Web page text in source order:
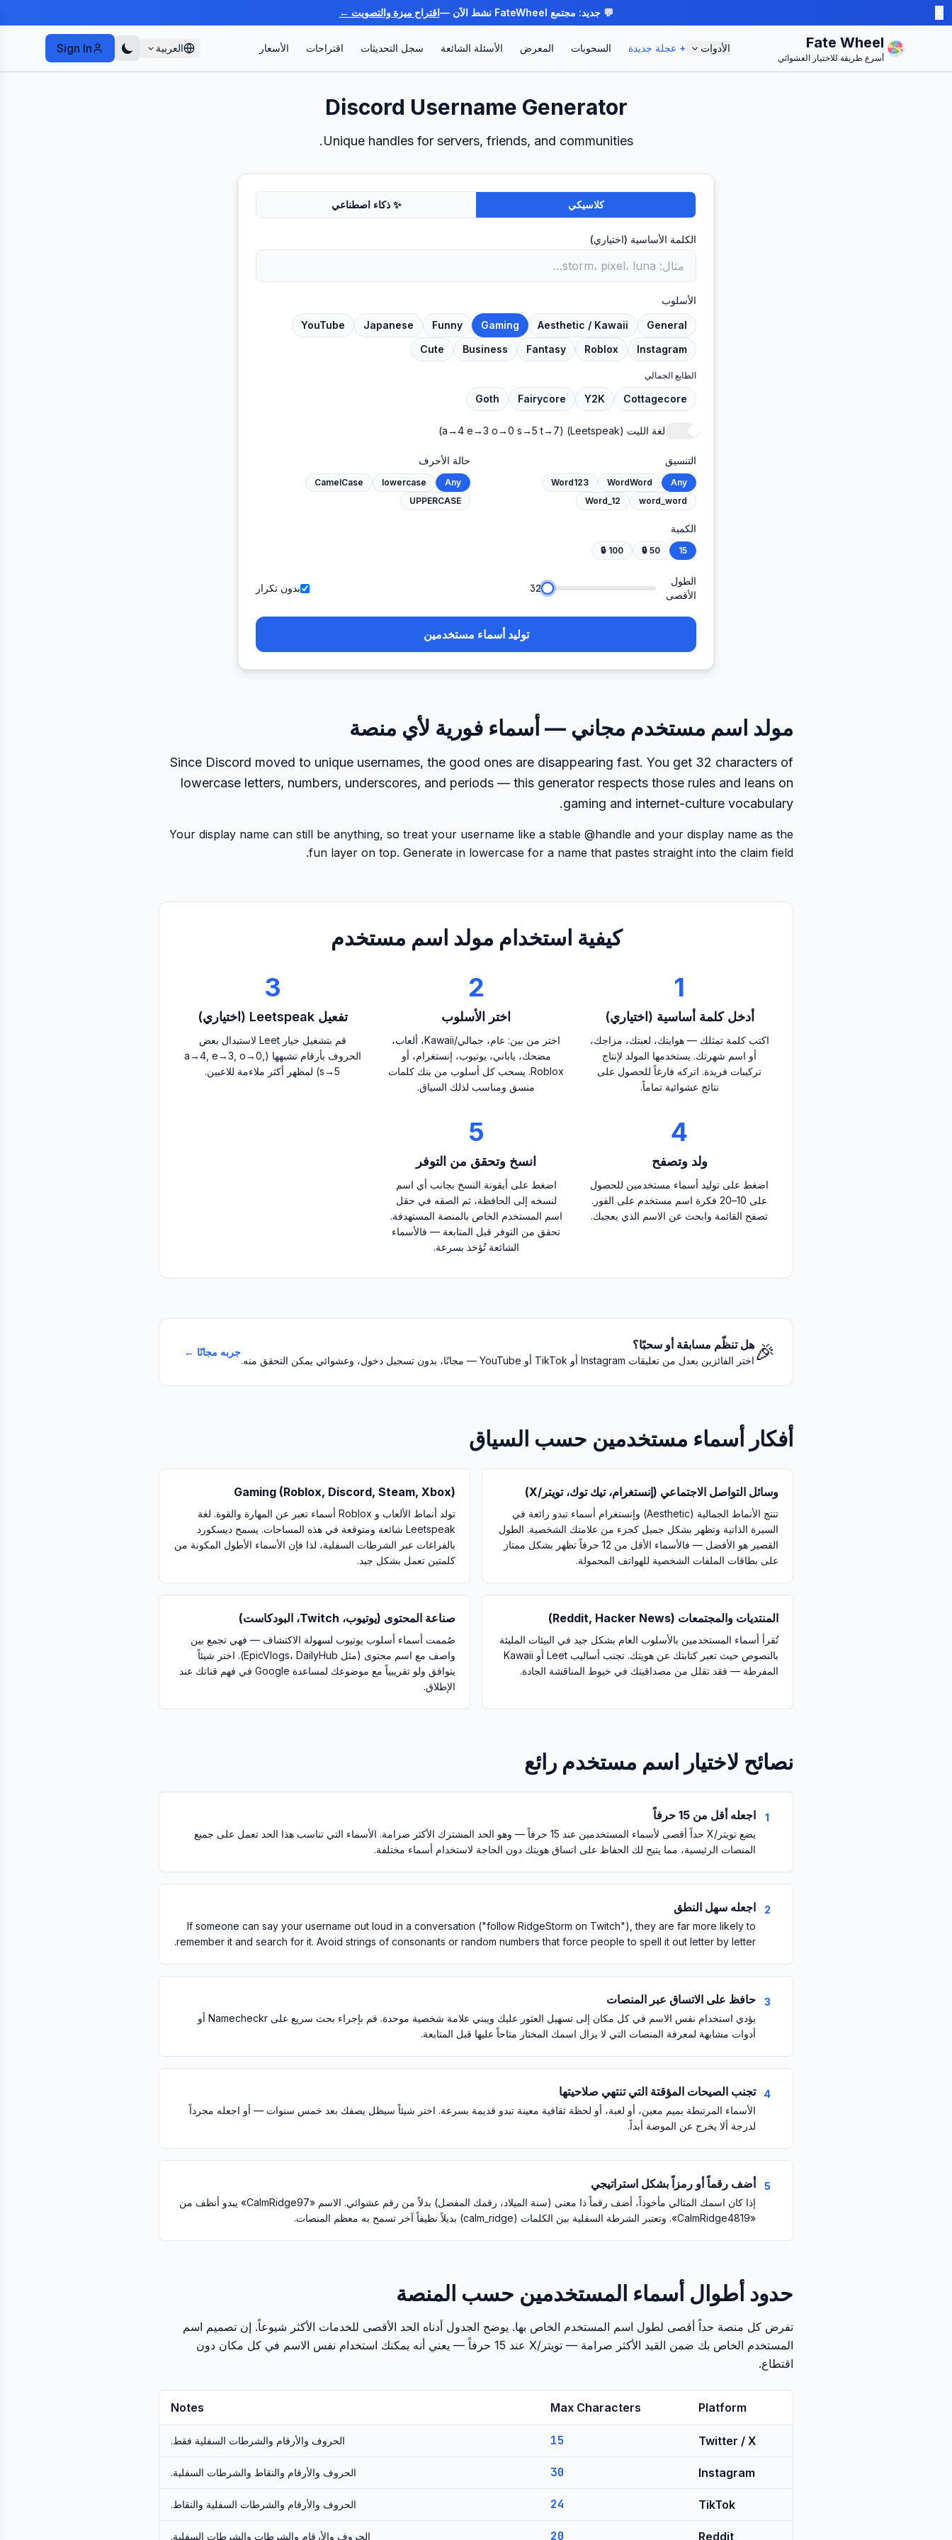
💬 جديد: مجتمع FateWheel نشط الآن — اقتراح ميزة والتصويت ←
Fate Wheel
أسرع طريقة للاختيار العشوائي
الأدوات + عجلة جديدة السحوبات المعرض الأسئلة الشائعة سجل التحديثات اقتراحات الأسعار العربية Sign In
Discord Username Generator
Unique handles for servers, friends, and communities.
كلاسيكي ✨ ذكاء اصطناعي
الكلمة الأساسية (اختياري)
الأسلوب
General
Aesthetic / Kawaii
Gaming
Funny
Japanese
YouTube
Instagram
Roblox
Fantasy
Business
Cute
الطابع الجمالي
Cottagecore
Y2K
Fairycore
Goth
لغة الليت (Leetspeak) (a→4 e→3 o→0 s→5 t→7)
التنسيق
Any
WordWord
Word123
word_word
Word_12
حالة الأحرف
Any
lowercase
CamelCase
UPPERCASE
الكمية
15
50
🔒
100
🔒
الطول
الأقصى
32 بدون تكرار
توليد أسماء مستخدمين
مولد اسم مستخدم مجاني — أسماء فورية لأي منصة
Since Discord moved to unique usernames, the good ones are disappearing fast. You get 32 characters of
lowercase letters, numbers, underscores, and periods — this generator respects those rules and leans on
gaming and internet-culture vocabulary.
Your display name can still be anything, so treat your username like a stable @handle and your display name as the
fun layer on top. Generate in lowercase for a name that pastes straight into the claim field.
كيفية استخدام مولد اسم مستخدم
1
أدخل كلمة أساسية (اختياري)
اكتب كلمة تمثلك — هوايتك، لعبتك، مزاجك،
أو اسم شهرتك. يستخدمها المولد لإنتاج
تركيبات فريدة. اتركه فارغاً للحصول على
نتائج عشوائية تماماً.
2
اختر الأسلوب
اختر من بين: عام، جمالي/Kawaii، ألعاب،
مضحك، ياباني، يوتيوب، إنستغرام، أو
Roblox. يسحب كل أسلوب من بنك كلمات
منسق ومناسب لذلك السياق.
3
تفعيل Leetspeak (اختياري)
قم بتشغيل خيار Leet لاستبدال بعض
الحروف بأرقام تشبهها (a→4, e→3, o→0,
s→5) لمظهر أكثر ملاءمة للاعبين.
4
ولد وتصفح
اضغط على توليد أسماء مستخدمين للحصول
على 10–20 فكرة اسم مستخدم على الفور.
تصفح القائمة وابحث عن الاسم الذي يعجبك.
5
انسخ وتحقق من التوفر
اضغط على أيقونة النسخ بجانب أي اسم
لنسخه إلى الحافظة، ثم الصقه في حقل
اسم المستخدم الخاص بالمنصة المستهدفة.
تحقق من التوفر قبل المتابعة — فالأسماء
الشائعة تُؤخذ بسرعة.
🎉هل تنظّم مسابقة أو سحبًا؟
اختر الفائزين بعدل من تعليقات Instagram أو TikTok أو YouTube — مجانًا، بدون تسجيل دخول، وعشوائي يمكن التحقق منه.
جربه مجانًا ←
أفكار أسماء مستخدمين حسب السياق
وسائل التواصل الاجتماعي (إنستغرام، تيك توك، تويتر/X)
تنتج الأنماط الجمالية (Aesthetic) وإنستغرام أسماء تبدو رائعة في
السيرة الذاتية وتظهر بشكل جميل كجزء من علامتك الشخصية. الطول
القصير هو الأفضل — فالأسماء الأقل من 12 حرفاً تظهر بشكل ممتاز
على بطاقات الملفات الشخصية للهواتف المحمولة.
Gaming (Roblox, Discord, Steam, Xbox)
تولد أنماط الألعاب و Roblox أسماء تعبر عن المهارة والقوة. لغة
Leetspeak شائعة ومتوقعة في هذه المساحات. يسمح ديسكورد
بالفراغات عبر الشرطات السفلية، لذا فإن الأسماء الأطول المكونة من
كلمتين تعمل بشكل جيد.
المنتديات والمجتمعات (Reddit, Hacker News)
تُقرأ أسماء المستخدمين بالأسلوب العام بشكل جيد في البيئات المليئة
بالنصوص حيث تعبر كتابتك عن هويتك. تجنب أساليب Leet أو Kawaii
المفرطة — فقد تقلل من مصداقيتك في خيوط المناقشة الجادة.
صناعة المحتوى (يوتيوب، Twitch، البودكاست)
صُممت أسماء أسلوب يوتيوب لسهولة الاكتشاف — فهي تجمع بين
واصف مع اسم محتوى (مثل EpicVlogs، DailyHub). اختر شيئاً
يتوافق ولو تقريبياً مع موضوعك لمساعدة Google في فهم قناتك عند
الإطلاق.
نصائح لاختيار اسم مستخدم رائع
1 اجعله أقل من 15 حرفاً
يضع تويتر/X حداً أقصى لأسماء المستخدمين عند 15 حرفاً — وهو الحد المشترك الأكثر صرامة. الأسماء التي تناسب هذا الحد تعمل على جميع
المنصات الرئيسية، مما يتيح لك الحفاظ على اتساق هويتك دون الحاجة لاستخدام أسماء مختلفة.
2 اجعله سهل النطق
If someone can say your username out loud in a conversation ("follow RidgeStorm on Twitch"), they are far more likely to
remember it and search for it. Avoid strings of consonants or random numbers that force people to spell it out letter by letter.
3 حافظ على الاتساق عبر المنصات
يؤدي استخدام نفس الاسم في كل مكان إلى تسهيل العثور عليك ويبني علامة شخصية موحدة. قم بإجراء بحث سريع على Namecheckr أو
أدوات مشابهة لمعرفة المنصات التي لا يزال اسمك المختار متاحاً عليها قبل المتابعة.
4 تجنب الصيحات المؤقتة التي تنتهي صلاحيتها
الأسماء المرتبطة بميم معين، أو لعبة، أو لحظة ثقافية معينة تبدو قديمة بسرعة. اختر شيئاً سيظل يصفك بعد خمس سنوات — أو اجعله مجرداً
لدرجة ألا يخرج عن الموضة أبداً.
5 أضف رقماً أو رمزاً بشكل استراتيجي
إذا كان اسمك المثالي مأخوذاً، أضف رقماً ذا معنى (سنة الميلاد، رقمك المفضل) بدلاً من رقم عشوائي. الاسم «CalmRidge97» يبدو أنظف من
«CalmRidge4819». وتعتبر الشرطة السفلية بين الكلمات (calm_ridge) بديلاً نظيفاً آخر تسمح به معظم المنصات.
حدود أطوال أسماء المستخدمين حسب المنصة
تفرض كل منصة حداً أقصى لطول اسم المستخدم الخاص بها. يوضح الجدول أدناه الحد الأقصى للخدمات الأكثر شيوعاً. إن تصميم اسم
المستخدم الخاص بك ضمن القيد الأكثر صرامة — تويتر/X عند 15 حرفاً — يعني أنه يمكنك استخدام نفس الاسم في كل مكان دون
اقتطاع.
Platform
Max Characters
Notes
Twitter / X
15 الحروف والأرقام والشرطات السفلية فقط.
Instagram
30 الحروف والأرقام والنقاط والشرطات السفلية.
TikTok
24 الحروف والأرقام والشرطات السفلية والنقاط.
Reddit
20 الحروف والأرقام والشرطات والشرطات السفلية.